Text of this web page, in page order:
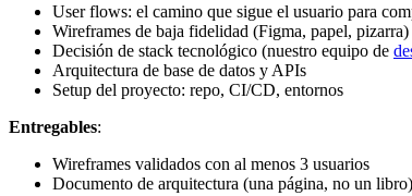
User flows: el camino que sigue el usuario para
Wireframes de baja fidelidad (Figma, papel, pizarra)
Decisión de stack tecnológico (nuestro equipo de
Arquitectura de base de datos y APIs
Setup del proyecto: repo, CI/CD, entornos
Entregables:
Wireframes validados con al menos 3 usuarios
Documento de arquitectura (una página, no un libro)